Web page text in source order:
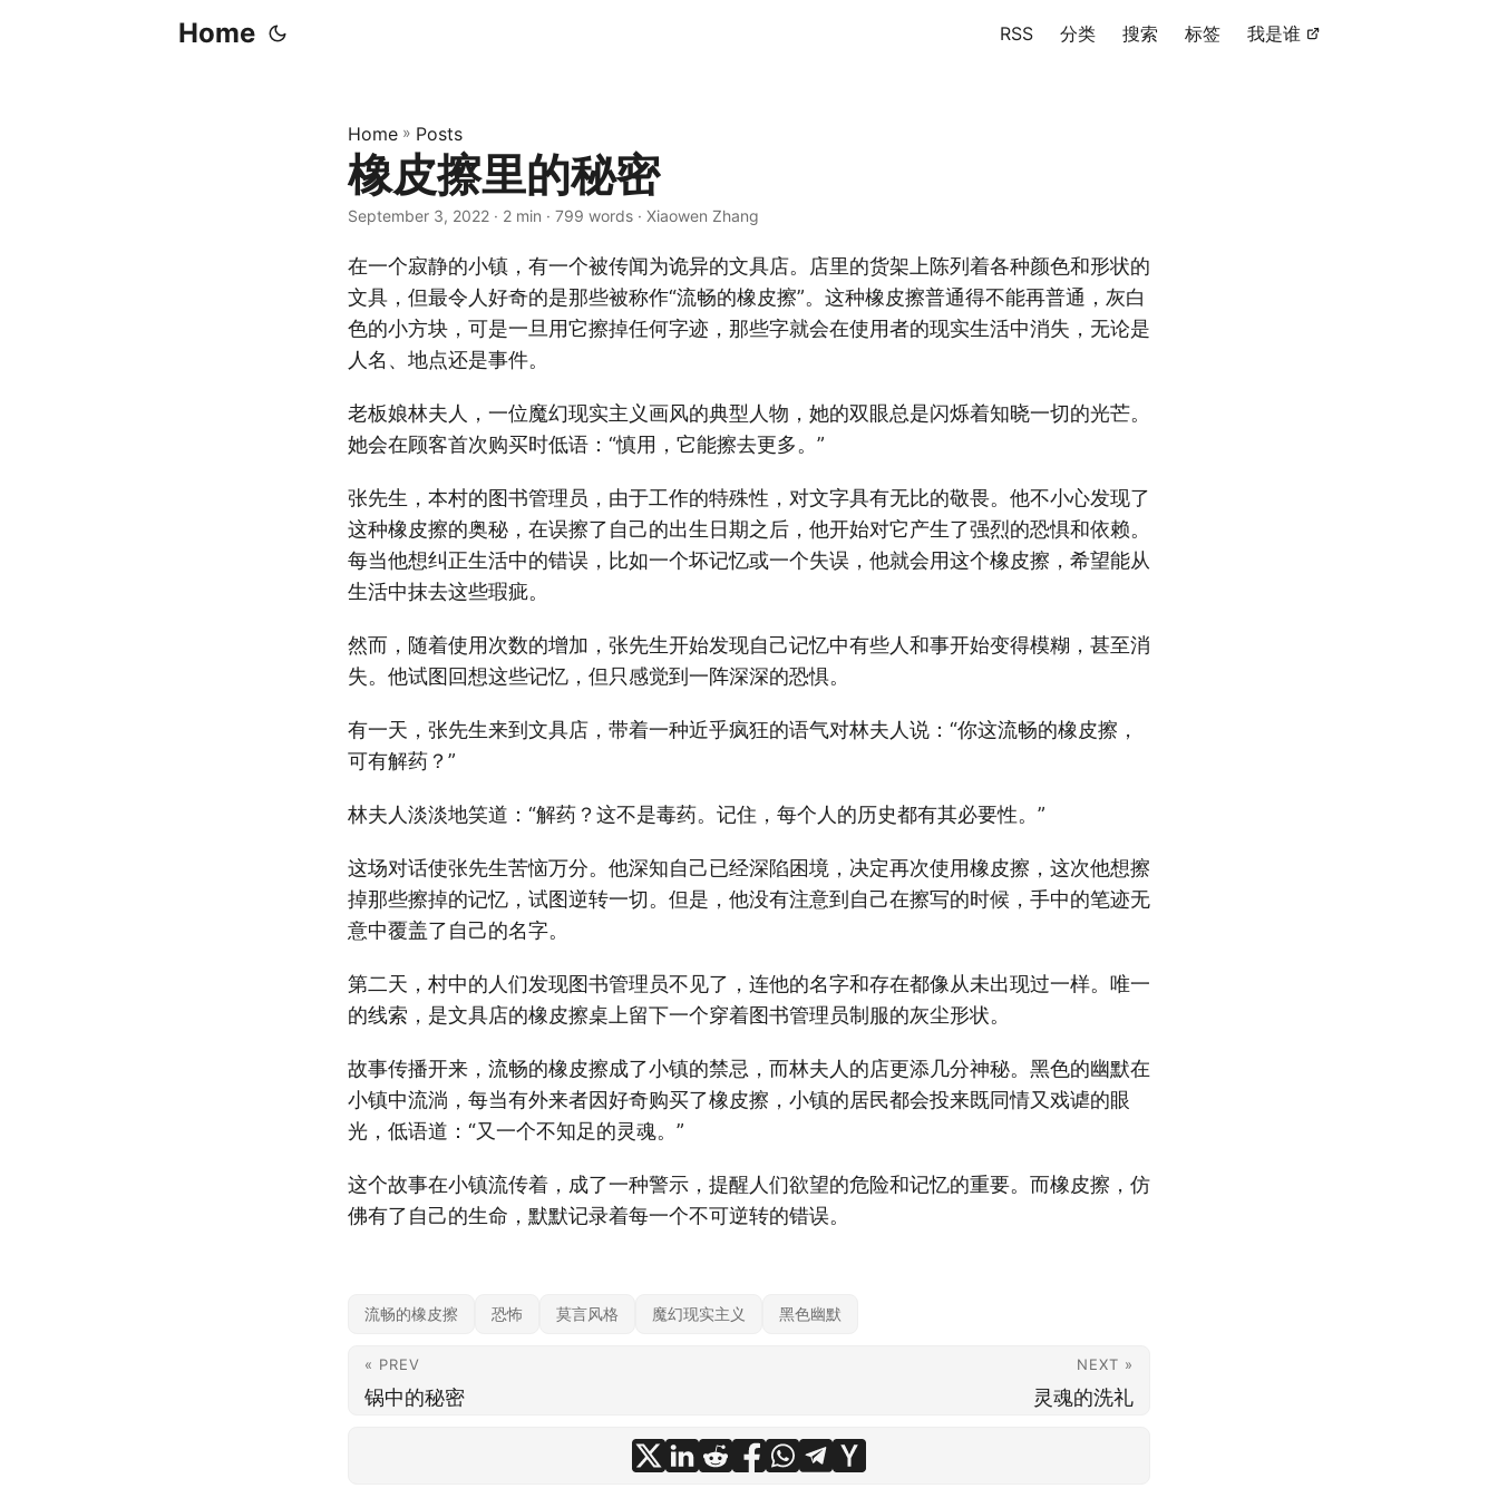
Home RSS 分类 搜索 标签 我是谁
Home » Posts
橡皮擦里的秘密
September 3, 2022 · 2 min · 799 words · Xiaowen Zhang
在一个寂静的小镇，有一个被传闻为诡异的文具店。店里的货架上陈列着各种颜色和形状的
文具，但最令人好奇的是那些被称作“流畅的橡皮擦”。这种橡皮擦普通得不能再普通，灰白
色的小方块，可是一旦用它擦掉任何字迹，那些字就会在使用者的现实生活中消失，无论是
人名、地点还是事件。
老板娘林夫人，一位魔幻现实主义画风的典型人物，她的双眼总是闪烁着知晓一切的光芒。
她会在顾客首次购买时低语：“慎用，它能擦去更多。”
张先生，本村的图书管理员，由于工作的特殊性，对文字具有无比的敬畏。他不小心发现了
这种橡皮擦的奥秘，在误擦了自己的出生日期之后，他开始对它产生了强烈的恐惧和依赖。
每当他想纠正生活中的错误，比如一个坏记忆或一个失误，他就会用这个橡皮擦，希望能从
生活中抹去这些瑕疵。
然而，随着使用次数的增加，张先生开始发现自己记忆中有些人和事开始变得模糊，甚至消
失。他试图回想这些记忆，但只感觉到一阵深深的恐惧。
有一天，张先生来到文具店，带着一种近乎疯狂的语气对林夫人说：“你这流畅的橡皮擦，
可有解药？”
林夫人淡淡地笑道：“解药？这不是毒药。记住，每个人的历史都有其必要性。”
这场对话使张先生苦恼万分。他深知自己已经深陷困境，决定再次使用橡皮擦，这次他想擦
掉那些擦掉的记忆，试图逆转一切。但是，他没有注意到自己在擦写的时候，手中的笔迹无
意中覆盖了自己的名字。
第二天，村中的人们发现图书管理员不见了，连他的名字和存在都像从未出现过一样。唯一
的线索，是文具店的橡皮擦桌上留下一个穿着图书管理员制服的灰尘形状。
故事传播开来，流畅的橡皮擦成了小镇的禁忌，而林夫人的店更添几分神秘。黑色的幽默在
小镇中流淌，每当有外来者因好奇购买了橡皮擦，小镇的居民都会投来既同情又戏谑的眼
光，低语道：“又一个不知足的灵魂。”
这个故事在小镇流传着，成了一种警示，提醒人们欲望的危险和记忆的重要。而橡皮擦，仿
佛有了自己的生命，默默记录着每一个不可逆转的错误。
流畅的橡皮擦 恐怖 莫言风格 魔幻现实主义 黑色幽默
« PREV
锅中的秘密
NEXT »
灵魂的洗礼